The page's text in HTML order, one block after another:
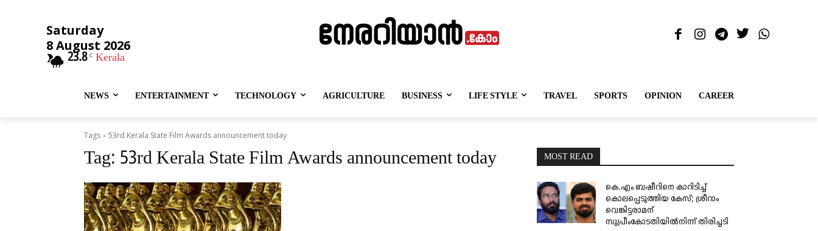
Saturday
8 August 2026
23.8 C Kerala
NEWS ENTERTAINMENT TECHNOLOGY AGRICULTURE BUSINESS LIFE STYLE TRAVEL SPORTS OPINION CAREER
Tags 53rd Kerala State Film Awards announcement today
Tag: 53rd Kerala State Film Awards announcement today MOST READ
കെ.എം ബഷീറിനെ കാറിടിച്ച്
കൊലപ്പെടുത്തിയ കേസ്; ശ്രീറാം
വെങ്കിട്ടരാമന്
സുപ്രീംകോടതിയിൽനിന്ന് തിരിച്ചടി